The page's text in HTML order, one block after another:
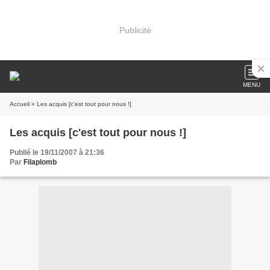
Publicité
MENU
Accueil » Les acquis [c'est tout pour nous !]
Les acquis [c'est tout pour nous !]
Publié le 19/11/2007 à 21:36
Par Filaplomb